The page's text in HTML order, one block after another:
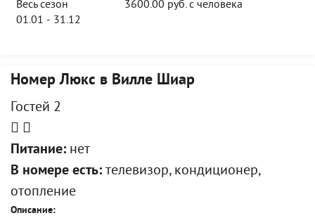
Весь сезон
01.01 - 31.12
3600.00 руб. с человека
Номер Люкс в Вилле Шиар
Гостей 2
Питание: нет
В номере есть: телевизор, кондиционер,
отопление
Описание: